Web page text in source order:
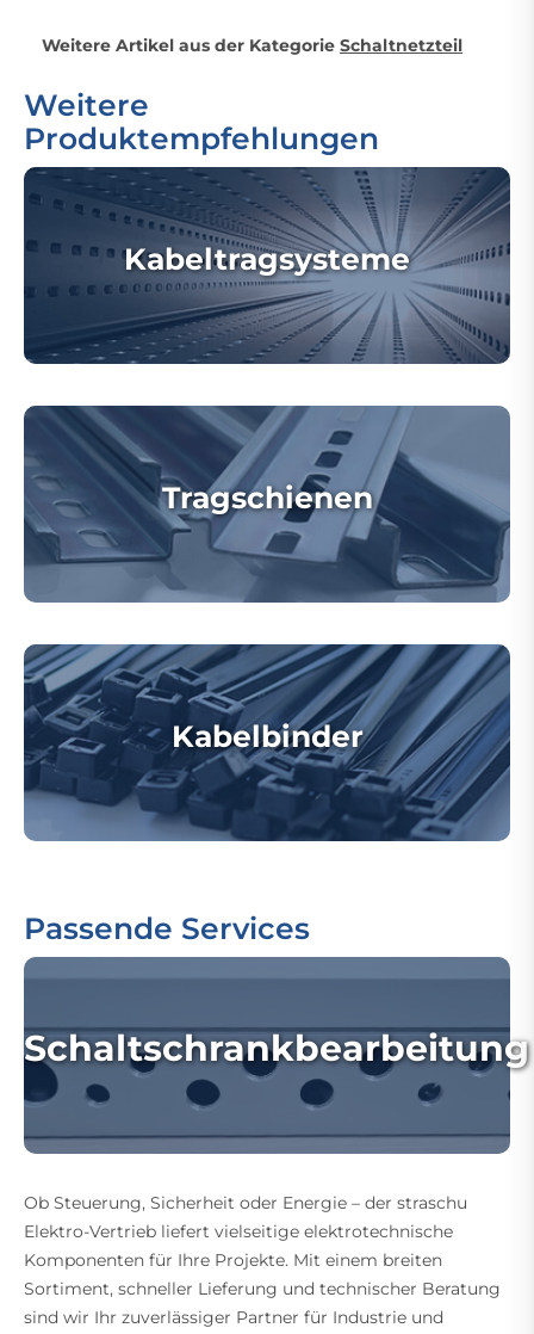
Weitere Artikel aus der Kategorie Schaltnetzteil
Weitere
Produktempfehlungen
Kabeltragsysteme
Tragschienen
Kabelbinder
Passende Services
Schaltschrankbearbeitung
Ob Steuerung, Sicherheit oder Energie – der straschu
Elektro-Vertrieb liefert vielseitige elektrotechnische
Komponenten für Ihre Projekte. Mit einem breiten
Sortiment, schneller Lieferung und technischer Beratung
sind wir Ihr zuverlässiger Partner für Industrie und